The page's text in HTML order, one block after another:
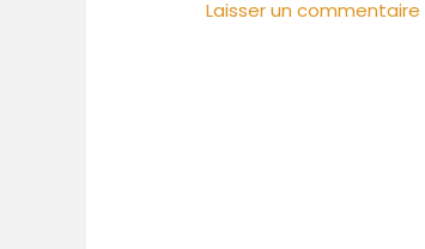
Laisser un commentaire